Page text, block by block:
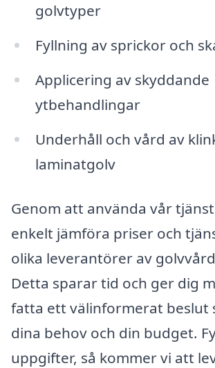
golvtyper
Fyllning av sprickor och
Applicering av skyddande
ytbehandlingar
Underhåll och vård av
laminatgolv
Genom att använda vår
enkelt jämföra priser och
olika leverantörer av
Detta sparar tid och ger dig
fatta ett välinformerat beslut
dina behov och din budget.
uppgifter, så kommer vi att